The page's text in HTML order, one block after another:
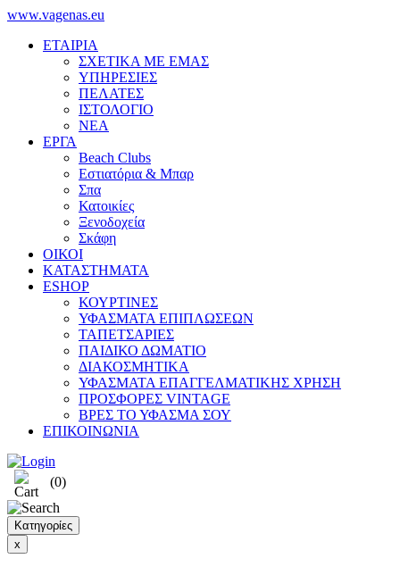
www.vagenas.eu
ΕΤΑΙΡΙΑ
ΣΧΕΤΙΚΑ ΜΕ ΕΜΑΣ
ΥΠΗΡΕΣΙΕΣ
ΠΕΛΑΤΕΣ
ΙΣΤΟΛΟΓΙΟ
ΝΕΑ
ΕΡΓΑ
Beach Clubs
Εστιατόρια & Μπαρ
Σπα
Κατοικίες
Ξενοδοχεία
Σκάφη
ΟΙΚΟΙ
ΚΑΤΑΣΤΗΜΑΤΑ
ESHOP
ΚΟΥΡΤΙΝΕΣ
ΥΦΑΣΜΑΤΑ ΕΠΙΠΛΩΣΕΩΝ
ΤΑΠΕΤΣΑΡΙΕΣ
ΠΑΙΔΙΚΟ ΔΩΜΑΤΙΟ
ΔΙΑΚΟΣΜΗΤΙΚΑ
ΥΦΑΣΜΑΤΑ ΕΠΑΓΓΕΛΜΑΤΙΚΗΣ ΧΡΗΣΗ
ΠΡΟΣΦΟΡΕΣ VINTAGE
ΒΡΕΣ ΤΟ ΥΦΑΣΜΑ ΣΟΥ
ΕΠΙΚΟΙΝΩΝΙΑ
(0)
Κατηγορίες
x